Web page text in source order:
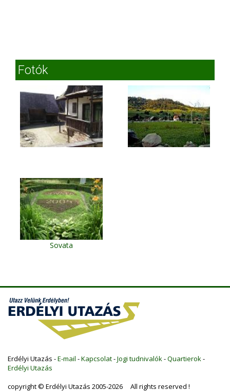
Fotók
Sovata
Erdélyi Utazás -E-mail -Kapcsolat-Jogi tudnivalók-Quartierok-
Erdélyi Utazás
copyright © Erdélyi Utazás 2005-2026 All rights reserved !